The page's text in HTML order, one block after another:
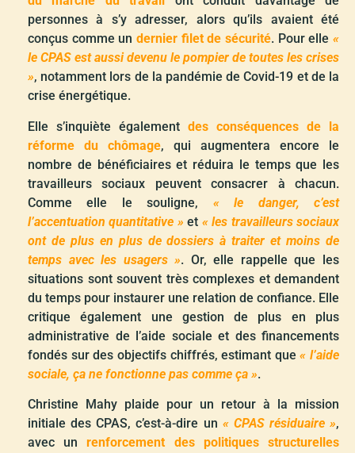
personnes à s’y adresser, alors qu’ils avaient été
conçus comme un dernier filet de sécurité. Pour elle «
le CPAS est aussi devenu le pompier de toutes les crises
», notamment lors de la pandémie de Covid-19 et de la
crise énergétique.
Elle s’inquiète également des conséquences de la
réforme du chômage, qui augmentera encore le
nombre de bénéficiaires et réduira le temps que les
travailleurs sociaux peuvent consacrer à chacun.
Comme elle le souligne, « le danger, c’est
l’accentuation quantitative » et « les travailleurs sociaux
ont de plus en plus de dossiers à traiter et moins de
temps avec les usagers ». Or, elle rappelle que les
situations sont souvent très complexes et demandent
du temps pour instaurer une relation de confiance. Elle
critique également une gestion de plus en plus
administrative de l’aide sociale et des financements
fondés sur des objectifs chiffrés, estimant que« l’aide
sociale, ça ne fonctionne pas comme ça ».
Christine Mahy plaide pour un retour à la mission
initiale des CPAS, c’est-à-dire un « CPAS résiduaire »,
avec unrenforcement des politiques structurelles